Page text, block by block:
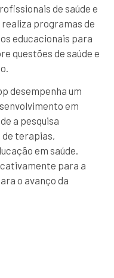
de saúde e
programas de
educacionais para
questões de saúde e
desempenha um
em
a pesquisa
terapias,
em saúde.
para a
o avanço da